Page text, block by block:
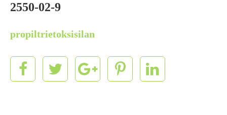
2550-02-9
propiltrietoksisilan